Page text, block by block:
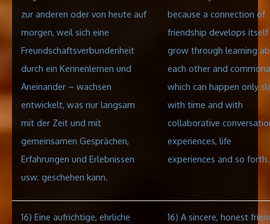
zur anderen oder von heute auf
morgen, weil sich eine
Freundschaftsverbundenheit
durch ein Kennenlernen und
Aneinander – wachsen
entwickelt, was nur langsam
mit der Zeit und mit
gemeinsamen Gesprächen,
Erfahrungen und Erlebnissen
usw. geschehen kann.
because a connection of
friendship develops
grow through learning
each other and
which can happen only
with time and with
collaborative
experiences, life
experiences and so forth.
16) Eine aufrichtige, ehrliche
16) A sincere, honest